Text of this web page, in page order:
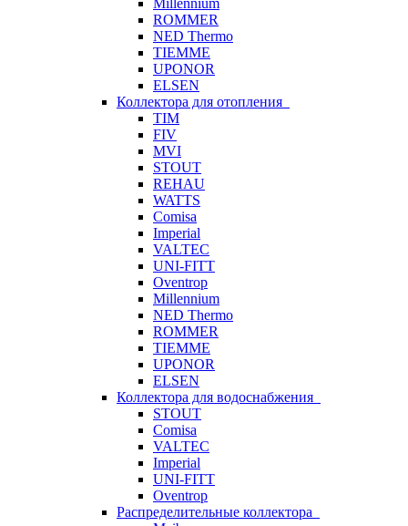
Millennium
ROMMER
NED Thermo
TIEMME
UPONOR
ELSEN
Коллектора для отопления
TIM
FIV
MVI
STOUT
REHAU
WATTS
Comisa
Imperial
VALTEC
UNI-FITT
Oventrop
Millennium
NED Thermo
ROMMER
TIEMME
UPONOR
ELSEN
Коллектора для водоснабжения
STOUT
Comisa
VALTEC
Imperial
UNI-FITT
Oventrop
Распределительные коллектора